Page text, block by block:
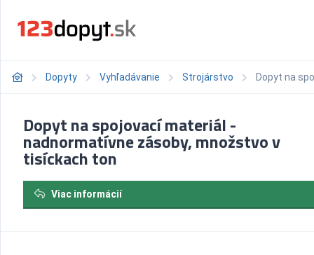
Dopyty Vyhľadávanie Strojárstvo Dopyt na
Dopyt na spojovací materiál -
nadnormatívne zásoby, množstvo v
tisíckach ton
Viac informácií